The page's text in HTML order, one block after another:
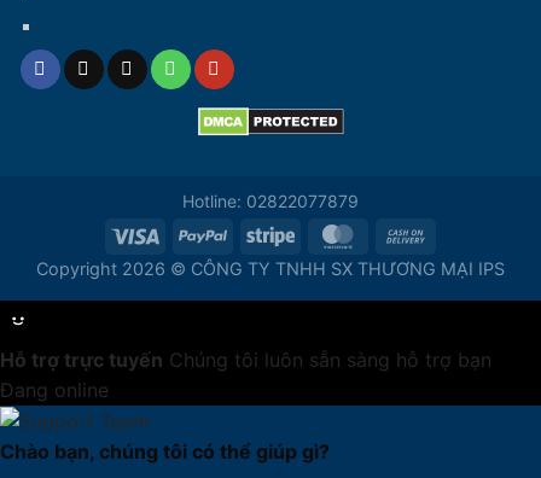
Hotline: 02822077879
Copyright 2026 © CÔNG TY TNHH SX THƯƠNG MẠI IPS
Hỗ trợ trực tuyến Chúng tôi luôn sẵn sàng hỗ trợ bạn
Đang online
Chào bạn, chúng tôi có thể giúp gì?